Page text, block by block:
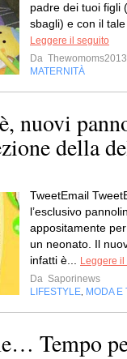
padre dei tuoi figli
sbagli) e con il tale
Leggere il seguito
Da Thewomoms2013
MATERNITÀ
nuovi
della
TweetEmail
l’esclusivo
appositamente
un neonato. Il
infatti è...
Leggere
Da Saporinews
LIFESTYLE MODA E
Tempo